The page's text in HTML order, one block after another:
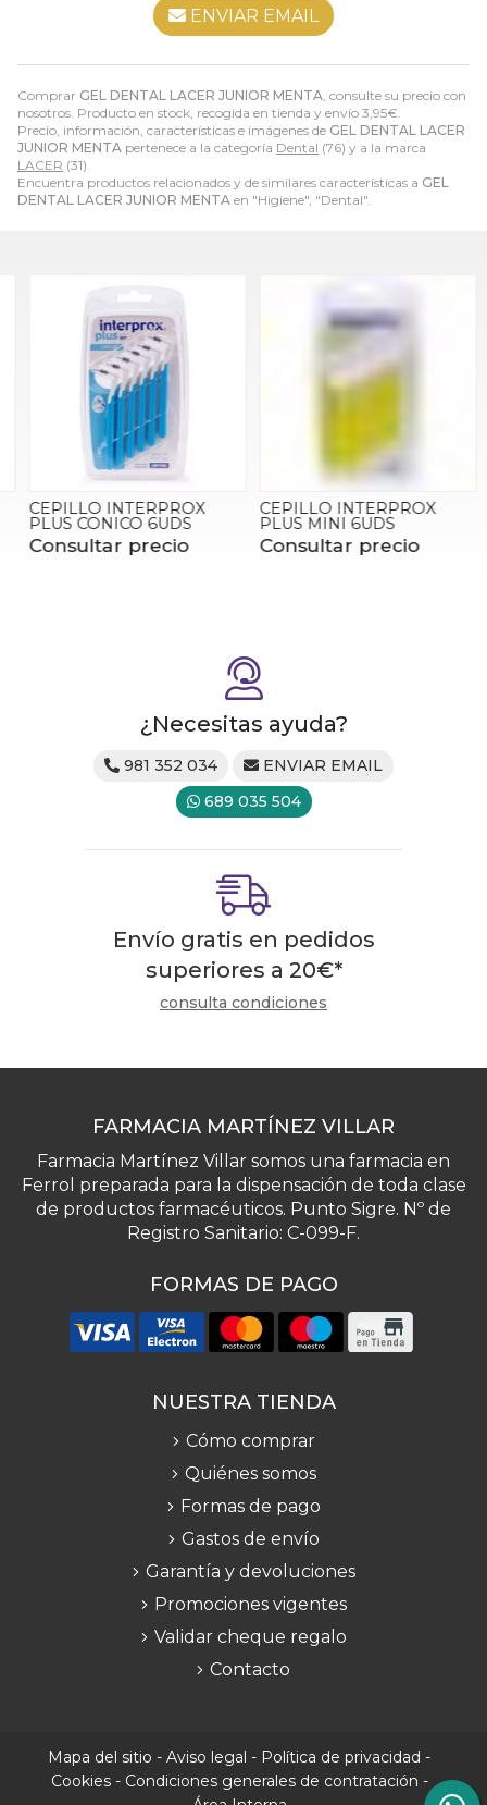
Comprar GEL DENTAL LACER JUNIOR MENTA , consulte su precio con
nosotros. Producto en stock, recogida en tienda y envío 3,95€
Precio, información, características e imágenes de GEL DENTAL LACER
JUNIOR MENTA pertenece a la categoría Dental (76) y a la marca
LACER (31).
Encuentra productos relacionados y de similares características a GEL
DENTAL LACER JUNIOR MENTA en "Higiene", "Dental".
ENVIAR EMAIL
CEPILLO INTERPROX
PLUS CONICO 6UDS
Consultar precio
CEPILLO INTERPROX
PLUS MINI 6UDS
Consultar precio
¿Necesitas ayuda?
981 352 034
ENVIAR EMAIL
689 035 504
Envío gratis en pedidos
superiores a 20€*
consulta condiciones
FARMACIA MARTÍNEZ VILLAR
Farmacia Martínez Villar somos una farmacia en
Ferrol preparada para la dispensación de toda clase
de productos farmacéuticos. Punto Sigre. Nº de
Registro Sanitario: C-099-F.
FORMAS DE PAGO
NUESTRA TIENDA
Cómo comprar
Quiénes somos
Formas de pago
Gastos de envío
Garantía y devoluciones
Promociones vigentes
Validar cheque regalo
Contacto
Mapa del sitio - Aviso legal - Política de privacidad -
Cookies- Condiciones generales de contratación -